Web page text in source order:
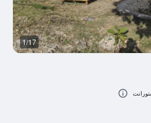
1/17